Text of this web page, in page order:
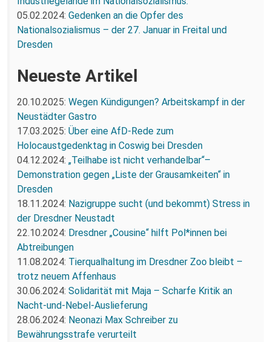
05.02.2024: Gedenken an die Opfer des
Nationalsozialismus – der 27. Januar in Freital und
Dresden
Neueste Artikel
20.10.2025: Wegen Kündigungen? Arbeitskampf in der
Neustädter Gastro
17.03.2025: Über eine AfD-Rede zum
Holocaustgedenktag in Coswig bei Dresden
04.12.2024: „Teilhabe ist nicht verhandelbar“–
Demonstration gegen „Liste der Grausamkeiten“ in
Dresden
18.11.2024: Nazigruppe sucht (und bekommt) Stress in
der Dresdner Neustadt
22.10.2024: Dresdner „Cousine“ hilft Pol*innen bei
Abtreibungen
11.08.2024: Tierqualhaltung im Dresdner Zoo bleibt –
trotz neuem Affenhaus
30.06.2024: Solidarität mit Maja – Scharfe Kritik an
Nacht-und-Nebel-Auslieferung
28.06.2024: Neonazi Max Schreiber zu
Bewährungsstrafe verurteilt